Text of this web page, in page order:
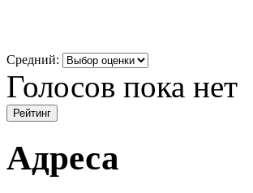
Средний:
Голосов пока нет
Адреса